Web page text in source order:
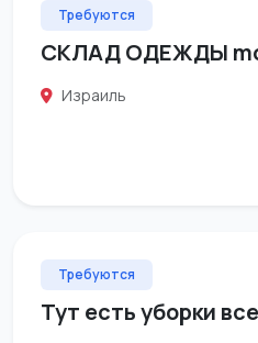
Требуются
СКЛАД ОДЕЖДЫ
Израиль
Требуются
Тут есть уборки